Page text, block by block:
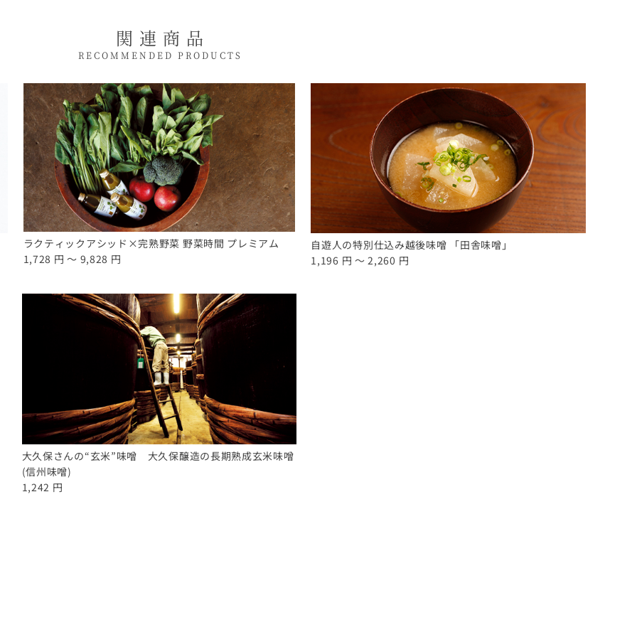
関連商品
RECOMMENDED PRODUCTS
ラクティックアシッド×完熟野菜 野菜時間 プレミアム
1,728 円 ～ 9,828 円
自遊人の特別仕込み越後味噌 「田舎味噌」
1,196 円 ～ 2,260 円
大久保さんの“玄米”味噌 大久保醸造の長期熟成玄米味噌
(信州味噌)
1,242 円